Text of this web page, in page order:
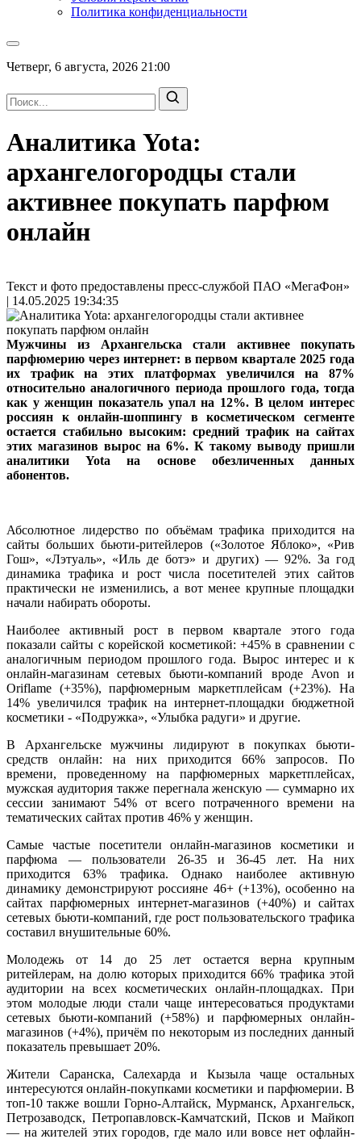
Политика конфиденциальности
Четверг, 6 августа, 2026 21:00
Аналитика Yota:
а рхангелогородцы стали
активнее покупать парфюм
онлайн
Текст и фото предоставлены пресс-службой ПАО «МегаФон»
| 14.05.2025 19:34:35
Мужчины из Архангельска стали активнее покупать
парфюмерию через интернет: в первом квартале 2025 года
их трафик на этих платформах увеличился на 87%
относительно аналогичного периода прошлого года, тогда
как у женщин показатель упал на 12%. В целом интерес
россиян к онлайн-шоппингу в косметическом сегменте
остается стабильно высоким: средний трафик на сайтах
этих магазинов вырос на 6%. К такому выводу пришли
аналитики Yota на основе обезличенных данных
абонентов.
Абсолютное лидерство по объёмам трафика приходится на
сайты больших бьюти-ритейлеров («Золотое Яблоко», «Рив
Гош», «Лэтуаль», «Иль де ботэ» и других) — 92%. За год
динамика трафика и рост числа посетителей этих сайтов
практически не изменились, а вот менее крупные площадки
начали набирать обороты.
Наиболее активный рост в первом квартале этого года
показали сайты с корейской косметикой: +45% в сравнении с
аналогичным периодом прошлого года. Вырос интерес и к
онлайн-магазинам сетевых бьюти-компаний вроде Avon и
Oriflame (+35%), парфюмерным маркетплейсам (+23%). На
14% увеличился трафик на интернет-площадки бюджетной
косметики - «Подружка», «Улыбка радуги» и другие.
В Архангельске мужчины лидируют в покупках бьюти-
средств онлайн: на них приходится 66% запросов. По
времени, проведенному на парфюмерных маркетплейсах,
мужская аудитория также перегнала женскую — суммарно их
сессии занимают 54% от всего потраченного времени на
тематических сайтах против 46% у женщин.
Самые частые посетители онлайн-магазинов косметики и
парфюма — пользователи 26-35 и 36-45 лет. На них
приходится 63% трафика. Однако наиболее активную
динамику демонстрируют россияне 46+ (+13%), особенно на
сайтах парфюмерных интернет-магазинов (+40%) и сайтах
сетевых бьюти-компаний, где рост пользовательского трафика
составил внушительные 60%.
Молодежь от 14 до 25 лет остается верна крупным
ритейлерам, на долю которых приходится 66% трафика этой
аудитории на всех косметических онлайн-площадках. При
этом молодые люди стали чаще интересоваться продуктами
сетевых бьюти-компаний (+58%) и парфюмерных онлайн-
магазинов (+4%), причём по некоторым из последних данный
показатель превышает 20%.
Жители Саранска, Салехарда и Кызыла чаще остальных
интересуются онлайн-покупками косметики и парфюмерии. В
топ-10 также вошли Горно-Алтайск, Мурманск, Архангельск,
Петрозаводск, Петропавловск-Камчатский, Псков и Майкоп
— на жителей этих городов, где мало или вовсе нет офлайн-